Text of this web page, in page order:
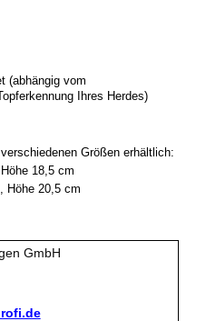
(abhängig vom
Ihres Herdes)
Größen erhältlich:
18,5 cm
Höhe 20,5 cm
GmbH